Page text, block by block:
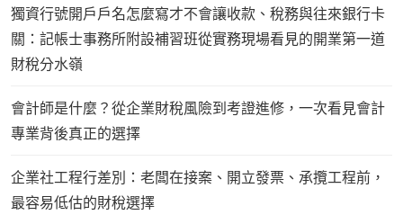
獨資行號開戶戶名怎麼寫才不會讓收款、稅務與往來銀行卡
關：記帳士事務所附設補習班從實務現場看見的開業第一道
財稅分水嶺
會計師是什麼？從企業財稅風險到考證進修，一次看見會計
專業背後真正的選擇
企業社工程行差別：老闆在接案、開立發票、承攬工程前，
最容易低估的財稅選擇